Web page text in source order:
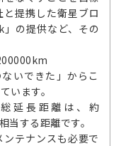
提携した衛星ブロ
の提供など、その
いできた」からこ
います。
延長距離は、約
する距離です。
テナンスも必要で